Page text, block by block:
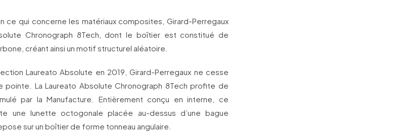
ce qui concerne les matériaux composites, Girard-Perregaux
Chronograph 8Tech, dont le boîtier est constitué de
créant ainsi un motif structurel aléatoire.
Laureato Absolute en 2019, Girard-Perregaux ne cesse
pointe. La Laureato Absolute Chronograph 8Tech profite de
par la Manufacture. Entièrement conçu en interne, ce
une lunette octogonale placée au-dessus d’une bague
sur un boîtier de forme tonneau angulaire.